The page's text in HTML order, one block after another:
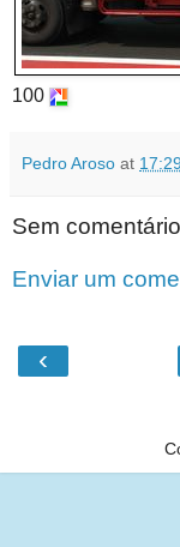
100
Pedro Aroso at
Sem
Enviar um
‹